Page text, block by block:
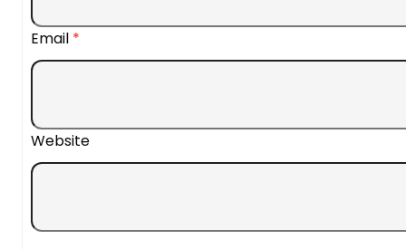
Email *
Website